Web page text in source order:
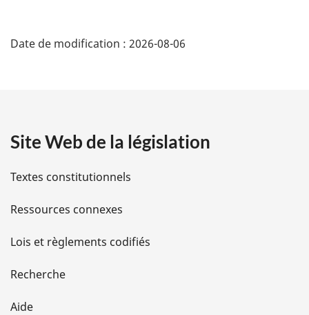
é
i
l
s
d
e
l
Date de modification : 2026-08-06
Site Web de la législation
Textes constitutionnels
Ressources connexes
Lois et règlements codifiés
Recherche
Aide